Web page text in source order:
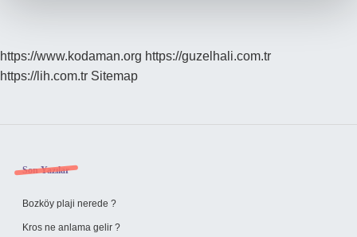
https://www.kodaman.org https://guzelhali.com.tr
https://lih.com.tr Sitemap
Sidebar
Son Yazılar
Bozköy plaji nerede ?
Kros ne anlama gelir ?